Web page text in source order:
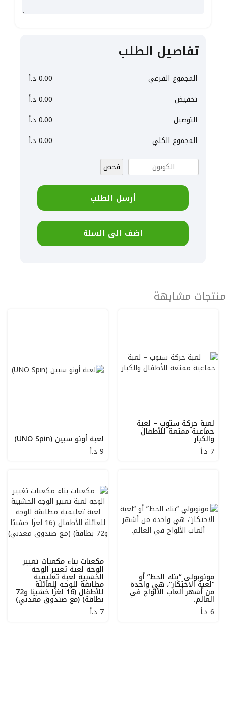
تفاصيل الطلب
المجموع الفرعي 0.00 د.أ
تخفيض
0.00 د.أ
التوصيل
0.00 د.أ
المجموع الكلي
0.00 د.أ
فحص
أرسل الطلب
اضف الى السلة
منتجات مشابهة
لعبة حركة ستوب – لعبة
جماعية ممتعة للأطفال
والكبار
7 د.أ
لعبة أونو سبين (UNO Spin)
9 د.أ
مونوبولي “بنك الحظ” أو
“لعبة الاحتكار”، هي واحدة
من أشهر ألعاب الألواح في
العالم.
6 د.أ
مكعبات بناء مكعبات تغيير
الوجه لعبة تعبير الوجه
الخشبية لعبة تعليمية
مطابقة للوجه للعائلة
للأطفال (16 لغزًا خشبيًا و72
بطاقة) (مع صندوق معدني)
7 د.أ